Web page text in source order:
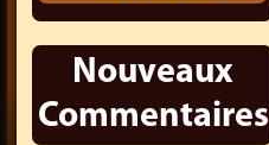
Nouveaux
Commentaires